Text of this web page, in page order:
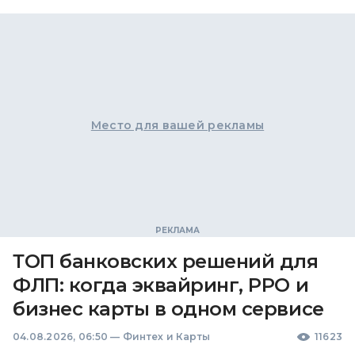
Место для вашей рекламы
ТОП банковских решений для
ФЛП: когда эквайринг, РРО и
бизнес карты в одном сервисе
04.08.2026, 06:50 — Финтех и Карты 11623